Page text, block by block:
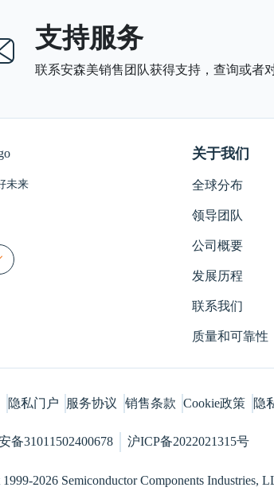
支持服务
联系安森美销售团队获得支持，查询或者
未来
关于我们
全球分布
领导团队
公司概要
发展历程
联系我们
质量和可靠性
隐私门户 服务协议 销售条款 Cookie政策 隐
备31011502400678 沪ICP备2022021315号
2026 Semiconductor Components Industries,